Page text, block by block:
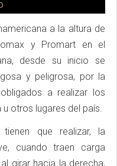
a la altura de
y Promart en el
desde su inicio se
y peligrosa, por la
a realizar los
otros lugares del país.
que realizar, la
cuando traen carga
al girar hacia la derecha,